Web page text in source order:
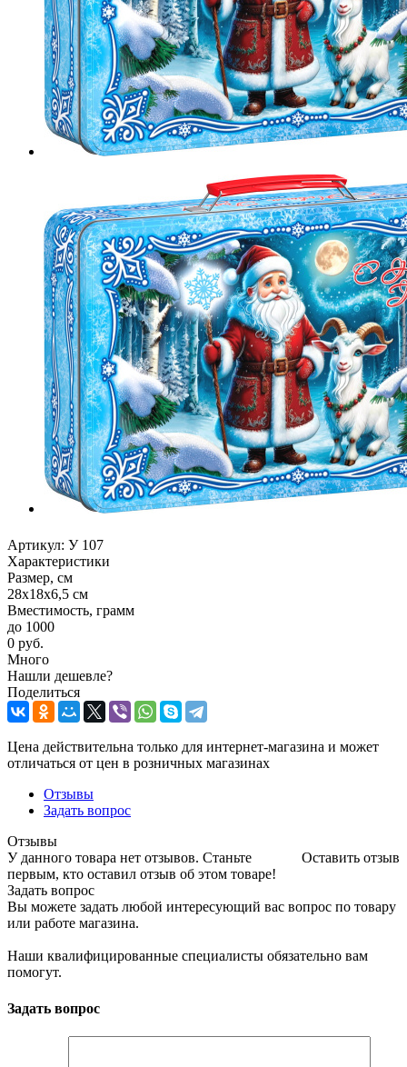
Артикул: У 107
Характеристики
Размер, см
28х18х6,5 см
Вместимость, грамм
до 1000
0 руб.
Много
Нашли дешевле?
Поделиться
Цена действительна только для интернет-магазина и может
отличаться от цен в розничных магазинах
Отзывы
Задать вопрос
Отзывы
Оставить отзыв
У данного товара нет отзывов. Станьте
первым, кто оставил отзыв об этом товаре!
Задать вопрос
Вы можете задать любой интересующий вас вопрос по товару
или работе магазина.
Наши квалифицированные специалисты обязательно вам
помогут.
Задать вопрос